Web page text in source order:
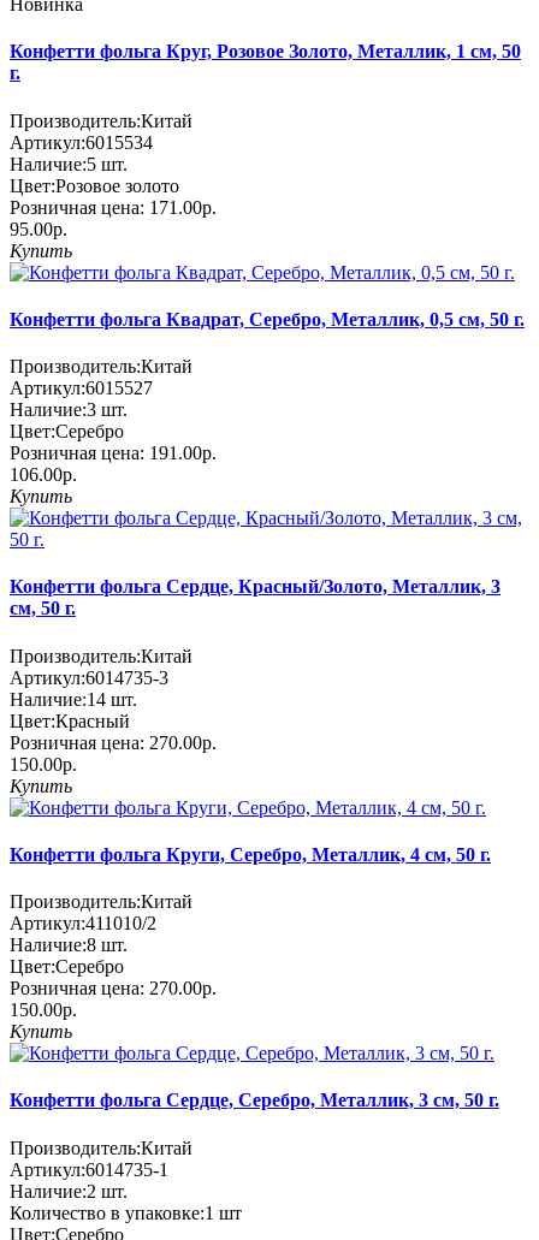
Новинка
Конфетти фольга Круг, Розовое Золото, Металлик, 1 см, 50
г.
Производитель:Китай
Артикул:6015534
Наличие:5 шт.
Цвет:Розовое золото
Розничная цена: 171.00р.
95.00р.
Купить
Конфетти фольга Квадрат, Серебро, Металлик, 0,5 см, 50 г.
Производитель:Китай
Артикул:6015527
Наличие:3 шт.
Цвет:Серебро
Розничная цена: 191.00р.
106.00р.
Купить
Конфетти фольга Сердце, Красный/Золото, Металлик, 3
см, 50 г.
Производитель:Китай
Артикул:6014735-3
Наличие:14 шт.
Цвет:Красный
Розничная цена: 270.00р.
150.00р.
Купить
Конфетти фольга Круги, Серебро, Металлик, 4 см, 50 г.
Производитель:Китай
Артикул:411010/2
Наличие:8 шт.
Цвет:Серебро
Розничная цена: 270.00р.
150.00р.
Купить
Конфетти фольга Сердце, Серебро, Металлик, 3 см, 50 г.
Производитель:Китай
Артикул:6014735-1
Наличие:2 шт.
Количество в упаковке:1 шт
Цвет:Серебро